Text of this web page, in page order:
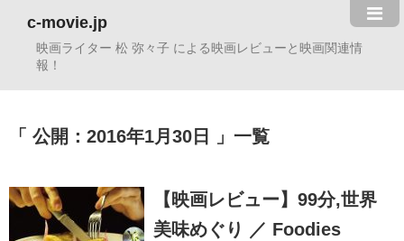
c-movie.jp
映画ライター 松 弥々子 による映画レビューと映画関連情
報！
公開：2016年1月30日 一覧
【映画レビュー】99分,世界
美味めぐり ／ Foodies